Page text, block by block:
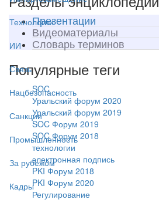
Технологии
ИИ
Связь
Нацбезопасность
Санкции
Промышленность
За рубежом
Кадры
Презентации
Видеоматериалы
Словарь терминов
Популярные теги
SOC
Уральский форум 2020
Уральский форум 2019
SOC Форум 2019
SOC Форум 2018
технологии
электронная подпись
PKI Форум 2018
PKI Форум 2020
Регулирование